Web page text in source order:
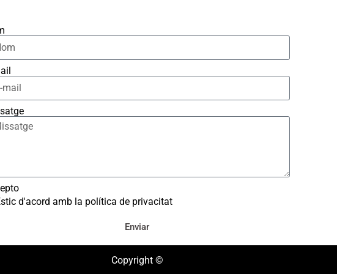
d'acord amb la política de privacitat
Enviar
Copyright ©